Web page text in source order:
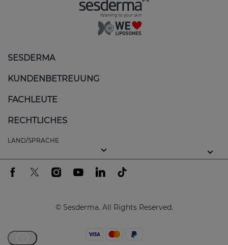
SESDERMA
KUNDENBETREUUNG
FACHLEUTE
RECHTLICHES
LAND/SPRACHE
© Sesderma. All Rights Reserved.